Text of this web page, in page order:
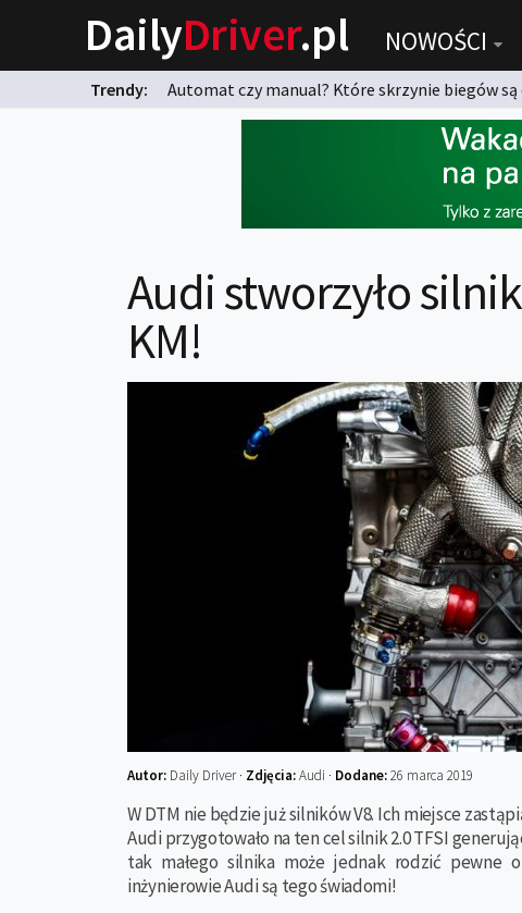
DailyDriver.pl NOWOŚCI
Trendy: Automat czy manual? Które skrzynie biegów są
Audi stworzyło
KM!
Autor: Daily Driver · Zdjęcia:Audi · Dodane:26 marca 2019
W DTM nie będzie już silników V8. Ich miejsce
Audi przygotowało na ten cel silnik 2.0 TFSI
tak małego silnika może jednak rodzić pewne
inżynierowie Audi są tego świadomi!